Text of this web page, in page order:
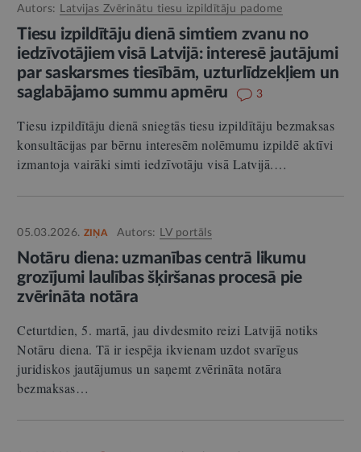
Autors: Latvijas Zvērinātu tiesu izpildītāju padome
Tiesu izpildītāju dienā simtiem zvanu no
iedzīvotājiem visā Latvijā: interesē jautājumi
par saskarsmes tiesībām, uzturlīdzekļiem un
saglabājamo summu apmēru
3
Tiesu izpildītāju dienā sniegtās tiesu izpildītāju bezmaksas
konsultācijas par bērnu interesēm nolēmumu izpildē aktīvi
izmantoja vairāki simti iedzīvotāju visā Latvijā.…
05.03.2026. ZIŅA Autors: LV portāls
Notāru diena: uzmanības centrā likumu
grozījumi laulības šķiršanas procesā pie
zvērināta notāra
Ceturtdien, 5. martā, jau divdesmito reizi Latvijā notiks
Notāru diena. Tā ir iespēja ikvienam uzdot svarīgus
juridiskos jautājumus un saņemt zvērināta notāra
bezmaksas…